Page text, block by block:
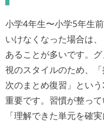
小学4年生〜小学5年生
いけなくなった場合は、
あることが多いです。
視のスタイルのため、
次のまとめ復習」とい
重要です。習慣が整っ
「理解できた単元を確